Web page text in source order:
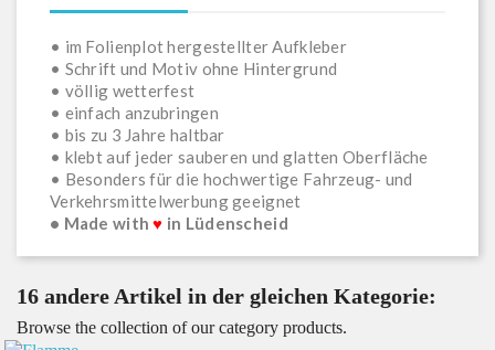
• im Folienplot hergestellter Aufkleber
• Schrift und Motiv ohne Hintergrund
• völlig wetterfest
• einfach anzubringen
• bis zu 3 Jahre haltbar
• klebt auf jeder sauberen und glatten Oberfläche
• Besonders für die hochwertige Fahrzeug- und
Verkehrsmittelwerbung geeignet
• Made with♥ in Lüdenscheid
16 andere Artikel in der gleichen Kategorie:
Browse the collection of our category products.